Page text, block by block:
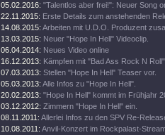
05.02.2016: "Talentlos aber frei!": Neuer Song
22.11.2015: Erste Details zum anstehenden
14.08.2015: Arbeiten mit U.D.O. Produzent
13.03.2015: Neuer "Hope In Hell" Videoclip.
06.04.2014: Neues Video online
16.12.2013: Kämpfen mit "Bad Ass Rock N
07.03.2013: Stellen "Hope In Hell" Teaser vor.
05.03.2013: Alle Infos zu "Hope In Hell".
20.02.2013: "Hope In Hell" kommt im Frühjahr
03.12.2012: Zimmern "Hope In Hell" ein.
08.11.2011: Allerlei Infos zu den SPV Re-
10.08.2011: Anvil-Konzert im Rockpalast-